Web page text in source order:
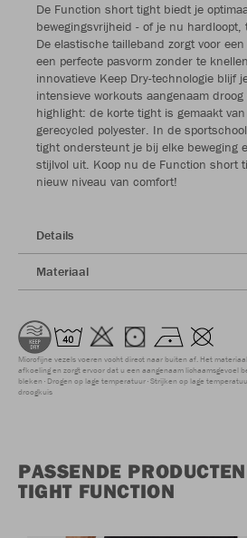
De Function short tight biedt je
bewegingsvrijheid - of je nu hardloopt,
De elastische tailleband zorgt voor
een perfecte pasvorm zonder te
innovatieve Keep Dry-technologie blijf
intensieve workouts aangenaam
highlight: de korte tight is gemaakt
gerecycled polyester. In de
tight ondersteunt je bij elke beweging
stijlvol uit. Koop nu de Function short
nieuw niveau van comfort!
Details
Materiaal
Microfijne vezels voeren vocht direct naar buiten af. Het
afkoeling en zorgt ervoor dat u een aangenaam lichaamsgevoel
bleken Drogen op lage temperatuur Strijken op lage
droogkuis
PASSENDE
TIGHT FUNCTION